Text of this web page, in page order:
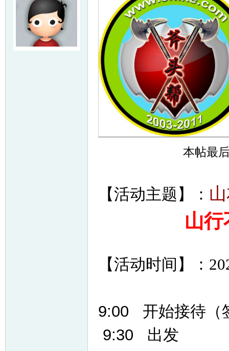
本帖最
【活动主题】：
山
【活动时间】：
9:00 开始接待
9:30 出发